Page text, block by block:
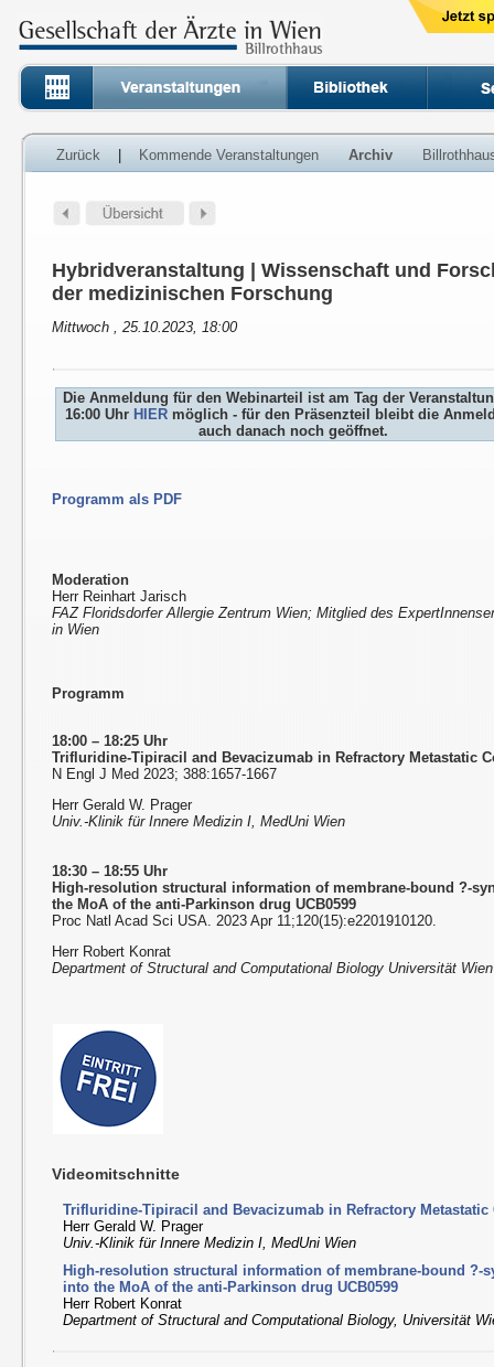
Zurück Kommende Veranstaltungen Archiv
Hybridveranstaltung | Wissenschaft und
der medizinischen Forschung
Mittwoch , 25.10.2023, 18:00
Die Anmeldung für den Webinarteil ist am Tag der
16:00 Uhr HIER möglich - für den Präsenzteil bleibt die
auch danach noch geöffnet.
Programm als PDF
Moderation
Herr Reinhart Jarisch
FAZ Floridsdorfer Allergie Zentrum Wien; Mitglied des
in Wien
Programm
18:00 – 18:25 Uhr
Trifluridine-Tipiracil and Bevacizumab in Refractory Metastatic
N Engl J Med 2023; 388:1657-1667
Herr Gerald W. Prager
Univ.-Klinik für Innere Medizin I, MedUni Wien
18:30 – 18:55 Uhr
High-resolution structural information of membrane-bound ?-
the MoA of the anti-Parkinson drug UCB0599
Proc Natl Acad Sci USA. 2023 Apr 11;120(15):e2201910120.
Herr Robert Konrat
Department of Structural and Computational Biology Universität Wien
Videomitschnitte
Trifluridine-Tipiracil and Bevacizumab in Refractory Metastatic
Herr Gerald W. Prager
Univ.-Klinik für Innere Medizin I, MedUni Wien
High-resolution structural information of membrane-bound ?-
into the MoA of the anti-Parkinson drug UCB0599
Herr Robert Konrat
Department of Structural and Computational Biology, Universität